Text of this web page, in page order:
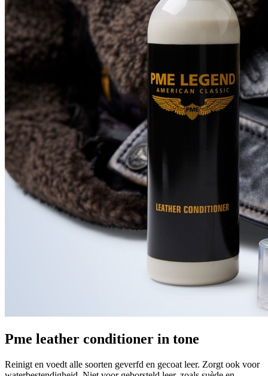
Pme leather conditioner in tone
Reinigt en voedt alle soorten geverfd en gecoat leer. Zorgt ook voor